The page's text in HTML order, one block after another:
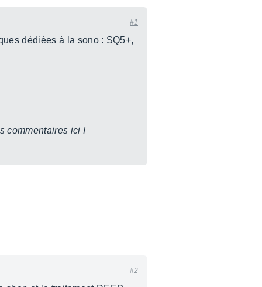
#1
dédiées à la sono : SQ5+,
commentaires ici !
#2